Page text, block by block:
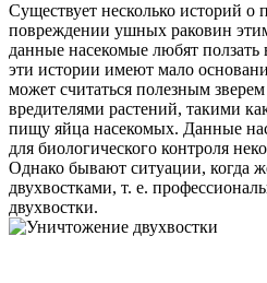
Существует несколько историй о
повреждении ушных раковин
данные насекомые любят
эти истории имеют мало
может считаться полезным
вредителями растений, такими
пищу яйца насекомых. Данные
для биологического контроля
Однако бывают ситуации, когда
двухвостками, т. е.
двухвостки.